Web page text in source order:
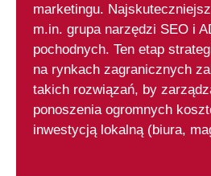
marketingu.
m.in. grupa narzędzi SEO i
pochodnych. Ten etap
na rynkach zagranicznych
takich rozwiązań, by
ponoszenia ogromnych
inwestycją lokalną (biura,